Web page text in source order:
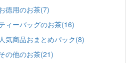
徳用のお茶(7)
ィーバッグのお茶(16)
人気商品おまとめパック(8)
の他のお茶(21)